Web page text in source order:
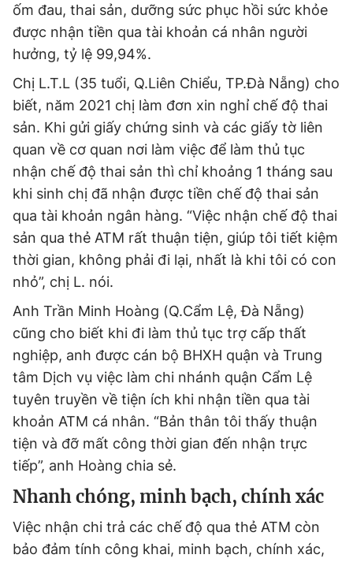
ốm đau, thai sản, dưỡng sức phục hồi sức khỏe
được nhận tiền qua tài khoản cá nhân người
hưởng, tỷ lệ 99,94%.
Chị L.T.L (35 tuổi, Q.Liên Chiểu, TP.Đà Nẵng) cho
biết, năm 2021 chị làm đơn xin nghỉ chế độ thai
sản. Khi gửi giấy chứng sinh và các giấy tờ liên
quan về cơ quan nơi làm việc để làm thủ tục
nhận chế độ thai sản thì chỉ khoảng 1 tháng sau
khi sinh chị đã nhận được tiền chế độ thai sản
qua tài khoản ngân hàng. “Việc nhận chế độ thai
sản qua thẻ ATM rất thuận tiện, giúp tôi tiết kiệm
thời gian, không phải đi lại, nhất là khi tôi có con
nhỏ”, chị L. nói.
Anh Trần Minh Hoàng (Q.Cẩm Lệ, Đà Nẵng)
cũng cho biết khi đi làm thủ tục trợ cấp thất
nghiệp, anh được cán bộ BHXH quận và Trung
tâm Dịch vụ việc làm chi nhánh quận Cẩm Lệ
tuyên truyền về tiện ích khi nhận tiền qua tài
khoản ATM cá nhân. “Bản thân tôi thấy thuận
tiện và đỡ mất công thời gian đến nhận trực
tiếp”, anh Hoàng chia sẻ.
Nhanh chóng, minh bạch, chính xác
Việc nhận chi trả các chế độ qua thẻ ATM còn
bảo đảm tính công khai, minh bạch, chính xác,